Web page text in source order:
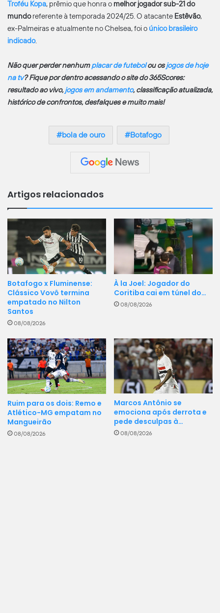
Troféu Kopa, prêmio que honra o melhor jogador sub-21 do
mundoreferente à temporada 2024/25. O atacante Estêvão,
ex-Palmeiras e atualmente no Chelsea, foi o único brasileiro
indicado.
Não quer perder nenhumplacar de futebolou osjogos de hoje
na tv? Fique por dentro acessando o site do 365Scores:
resultado ao vivo,jogos em andamento, classificação atualizada,
histórico de confrontos, desfalques e muito mais!
bola de ouro Botafogo
Artigos relacionados
Botafogo x Fluminense:
Clássico Vovô termina
empatado no Nilton
Santos
08/08/2026
À la Joel: Jogador do
Coritiba cai em túnel do…
08/08/2026
Ruim para os dois: Remo e
Atlético-MG empatam no
Mangueirão
08/08/2026
Marcos Antônio se
emociona após derrota e
pede desculpas à…
08/08/2026